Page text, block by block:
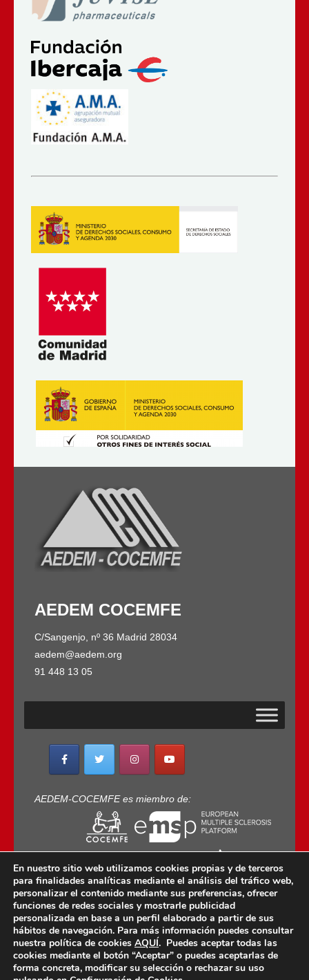
AEDEM COCEMFE
C/Sangenjo, nº 36 Madrid 28034
aedem@aedem.org
91 448 13 05
AEDEM-COCEMFE es miembro de:
Copyright © 2022 · AEDEM-Asociación española de
EM · Todos los Derechos Reservados · C/ Sangenjo,
nº 36 Madrid -
91 448 13 05
mail:aedem@aedem.org//Aviso legal-Política de
En nuestro sitio web utilizamos cookies propias y de terceros
para finalidades analíticas mediante el análisis del tráfico web,
personalizar el contenido mediante sus preferencias, ofrecer
funciones de redes sociales y mostrarle publicidad
personalizada en base a un perfil elaborado a partir de sus
hábitos de navegación. Para más información puedes consultar
nuestra política de cookies AQUÍ. Puedes aceptar todas las
cookies mediante el botón “Aceptar” o puedes aceptarlas de
forma concreta, modificar su selección o rechazar su uso